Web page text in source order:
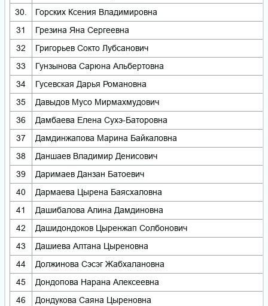
30.
Горских Ксения Владимировна
31
Грезина Яна Сергеевна
32
Григорьев Сокто Лубсанович
33
Гунзынова Сарюна Альбертовна
34
Гусевская Дарья Романовна
35
Давыдов Мусо Мирмахмудович
36
Дамбаева Елена Сухэ-Баторовна
37
Дамдинжапова Марина Байкаловна
38
Даншаев Владимир Денисович
39
Даримаев Данзан Батоевич
40
Дармаева Цырена Баясхаловна
41
Дашибалова Алина Дамдиновна
42
Дашидондоков Цыренжап Солбонович
43
Дашиева Алтана Цыреновна
44
Должинова Сэсэг Жабхалановна
45
Дондопова Нарана Алексеевна
46
Дондукова Саяна Цыреновна